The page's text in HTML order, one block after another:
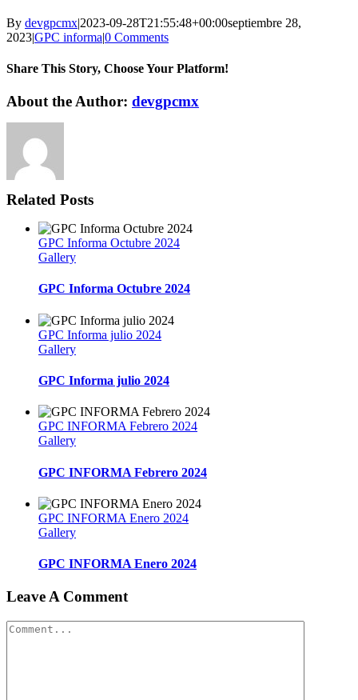
By devgpcmx|2023-09-28T21:55:48+00:00septiembre 28,
2023|GPC informa|0 Comments
Share This Story, Choose Your Platform!
Facebook
Twitter
Reddit
LinkedIn
WhatsApp
Telegram
Tumblr
Pinterest
Vk
Xing
Email
About the Author: devgpcmx
Related Posts
GPC Informa Octubre 2024
Gallery
GPC Informa Octubre 2024
GPC Informa julio 2024
Gallery
GPC Informa julio 2024
GPC INFORMA Febrero 2024
Gallery
GPC INFORMA Febrero 2024
GPC INFORMA Enero 2024
Gallery
GPC INFORMA Enero 2024
Leave A Comment
Comment